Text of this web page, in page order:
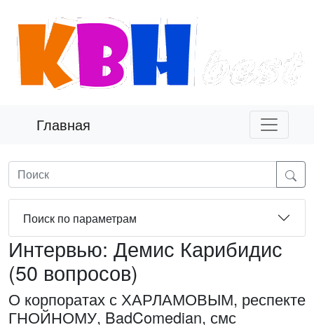
Главная
Поиск по параметрам
Интервью: Демис Карибидис
(50 вопросов)
О корпоратах с ХАРЛАМОВЫМ, респекте
ГНОЙНОМУ, BadComedian, смс